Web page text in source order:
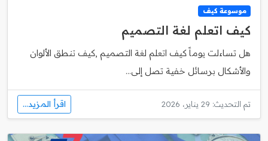
موسوعة كيف
كيف اتعلم لغة التصميم
هل تساءلت يوماً كيف اتعلم لغة التصميم ,كيف تنطق الألوان
والأشكال برسائل خفية تصل إلى...
تم التحديث: 29 يناير، 2026 اقرأ المزيد...